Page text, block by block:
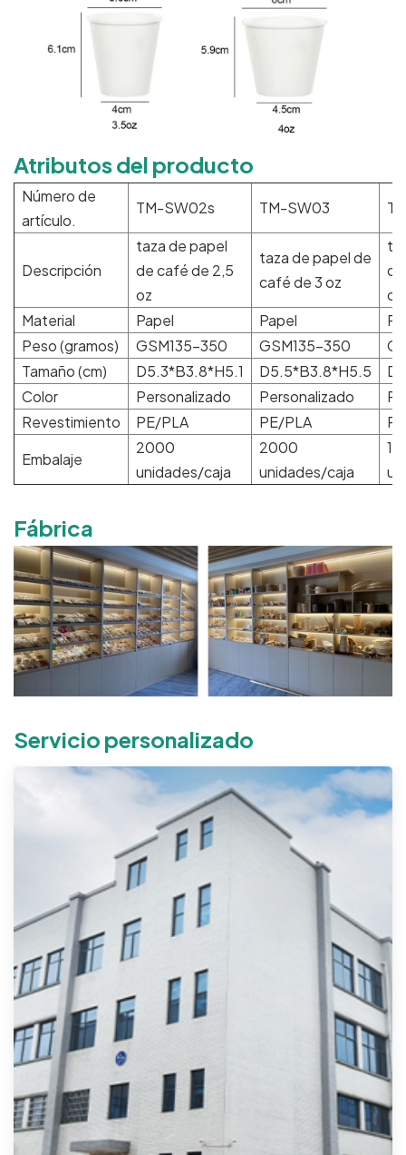
Atributos del producto
Número de
artículo.
TM-SW02s TM-SW03
Descripción
taza de papel
de café de 2,5
oz
taza de papel de
café de 3 oz
oz
Material
Papel Papel
Peso (gramos)
GSM135-350 GSM135-350
Tamaño (cm)
D5.3*B3.8*H5.1 D5.5*B3.8*H5.5
Color
Personalizado Personalizado
Revestimiento
PE/PLA PE/PLA
Embalaje
2000
unidades/caja
2000
unidades/caja
Fábrica
Servicio personalizado